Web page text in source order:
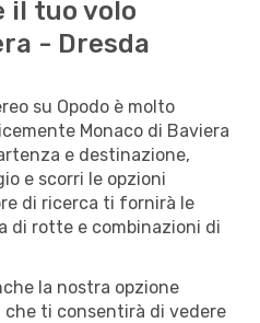
il tuo volo
- Dresda
su Opodo è molto
Monaco di Baviera
e destinazione,
e scorri le opzioni
di ricerca ti fornirà le
di rotte e combinazioni di
la nostra opzione
che ti consentirà di vedere